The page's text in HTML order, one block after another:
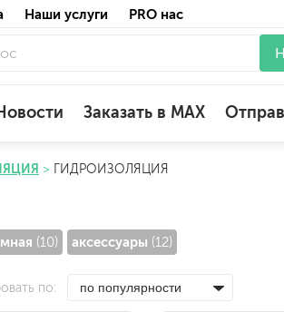
Наши услуги PRO нас
поверхностей
Заказать в MAX
ГИДРОИЗОЛЯЦИЯ
(10) аксессуары (12)
по